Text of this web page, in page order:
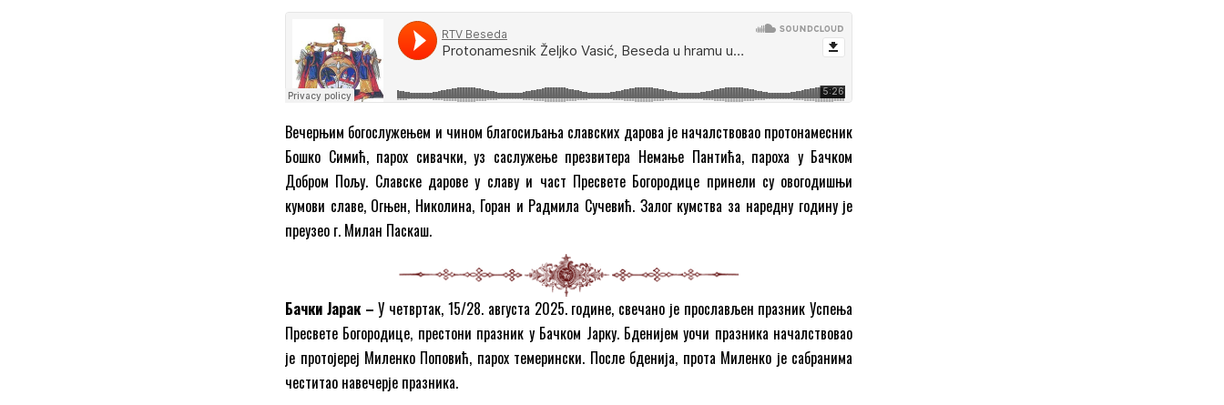
Вечерњим богослужењем и чином благосиљања славских дарова је началствовао протонамесник
Бошко Симић, парох сивачки, уз саслужење презвитера Немање Пантића, пароха у Бачком
Добром Пољу. Славске дарове у славу и част Пресвете Богородице принели су овогодишњи
кумови славе, Огњен, Николина, Горан и Радмила Сучевић. Залог кумства за наредну годину је
преузео г. Милан Паскаш.
Бачки Јарак – У четвртак, 15/28. августа 2025. године, свечано је прослављен празник Успења
Пресвете Богородице, престони празник у Бачком Јарку. Бденијем уочи празника началствовао
је протојереј Миленко Поповић, парох темерински. После бденија, прота Миленко је сабранима
честитао навечерје празника.